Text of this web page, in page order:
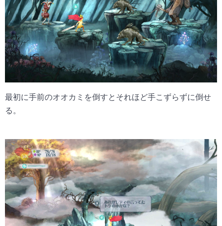
最初に手前のオオカミを倒すとそれほど手こずらずに倒せ
る。